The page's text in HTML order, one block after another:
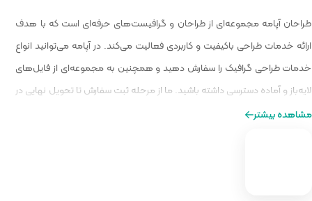
گرافیست‌های حرفه‌ای است که با هدف
می‌کند. در آپامه می‌توانید انواع
همچنین به مجموعه‌ای از فایل‌های
مرحله ثبت سفارش تا تحویل نهایی در
از طراحی را برایتان فراهم کنیم.